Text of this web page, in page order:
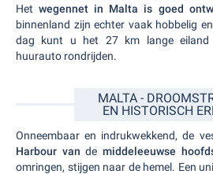
Hetwegennet in Malta is goed
binnenland zijn echter vaak hobbelig
dag kunt u het 27 km lange eiland
huurauto rondrijden.
MALTA -
EN HISTORISCH
Onneembaar en indrukwekkend, de
Harbour van demiddeleeuwse
omringen, stijgen naar de hemel. Een